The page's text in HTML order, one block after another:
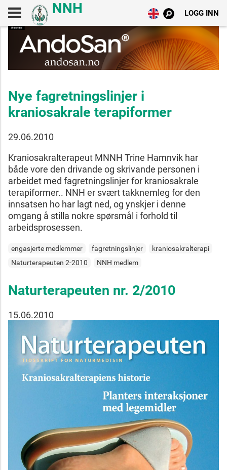
LOGG INN
Nye fagretningslinjer i
kraniosakrale terapiformer
29.06.2010
Kraniosakralterapeut MNNH Trine Hamnvik har
både vore den drivande og skrivande personen i
arbeidet med fagretningslinjer for kraniosakrale
terapiformer.. NNH er svært takknemleg for den
innsatsen ho har lagt ned, og ynskjer i denne
omgang å stilla nokre spørsmål i forhold til
arbeidsprosessen.
engasjerte medlemmer fagretningslinjer
kraniosakralterapi
Naturterapeuten 2-2010
NNH medlem
Naturterapeuten nr. 2/2010
15.06.2010